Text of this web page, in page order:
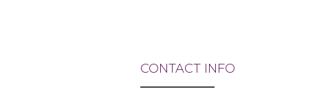
CONTACT INFO